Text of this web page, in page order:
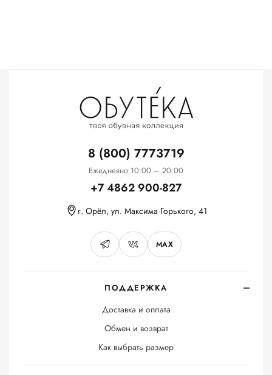
ПОДДЕРЖКА
Доставка и оплата
Обмен и возврат
Как выбрать размер
8 (800) 7773719
Ежедневно 10:00 – 20:00
+7 4862 900-827
г. Орёл, ул. Максима Горького, 41
MAX